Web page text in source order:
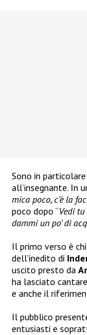
Sono in
all’insegnante. In
mica poco, c’è la
poco dopo “Vedi
dammi un po’ di
Il primo verso è
dell’inedito di
uscito presto da
ha lasciato
e anche il
Il pubblico
entusiasti e